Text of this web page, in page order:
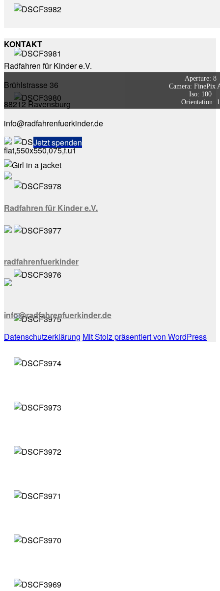
Aperture: 8
Camera: FinePix
Iso: 100
Orientation: 1
KONTAKT
Radfahren für Kinder e.V.
Brühlstrasse 36
88212 Ravensburg
info@radfahrenfuerkinder.de
Jetzt spenden
Radfahren für Kinder e.V.
radfahrenfuerkinder
info@radfahrenfuerkinder.de
Datenschutzerklärung Mit Stolz präsentiert von WordPress